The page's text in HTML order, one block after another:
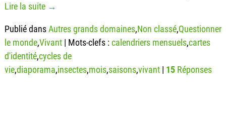
Lire la suite →
Publié dansAutres grands domaines,Non classé,Questionner
le monde,Vivant| Mots-clefs :calendriers mensuels,cartes
d'identité,cycles de
vie,diaporama,insectes,mois,saisons,vivant| 15Réponses